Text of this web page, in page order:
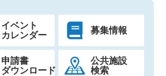
イベント
カレンダー
募集情報
申請書
ダウンロード
公共施設
検索